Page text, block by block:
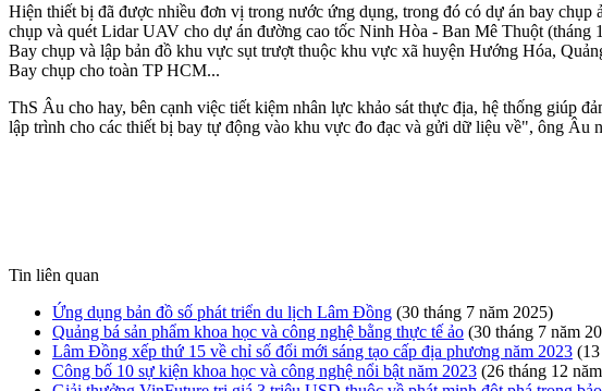
Hiện thiết bị đã được nhiều đơn vị trong nước ứng dụng, trong đó có dự án bay
chụp và quét Lidar UAV cho dự án đường cao tốc Ninh Hòa - Ban Mê Thuột (tháng
Bay chụp và lập bản đồ khu vực sụt trượt thuộc khu vực xã huyện Hướng Hóa,
Bay chụp cho toàn TP HCM...
ThS Âu cho hay, bên cạnh việc tiết kiệm nhân lực khảo sát thực địa, hệ thống giúp
lập trình cho các thiết bị bay tự động vào khu vực đo đạc và gửi dữ liệu về", ông Âu
Tin liên quan
Ứng dụng bản đồ số phát triển du lịch Lâm Đồng (30 tháng 7 năm 2025)
Quảng bá sản phẩm khoa học và công nghệ bằng thực tế ảo (30 tháng 7 năm
Lâm Đồng xếp thứ 15 về chỉ số đổi mới sáng tạo cấp địa phương năm 2023
Công bố 10 sự kiện khoa học và công nghệ nổi bật năm 2023 (26 tháng 12